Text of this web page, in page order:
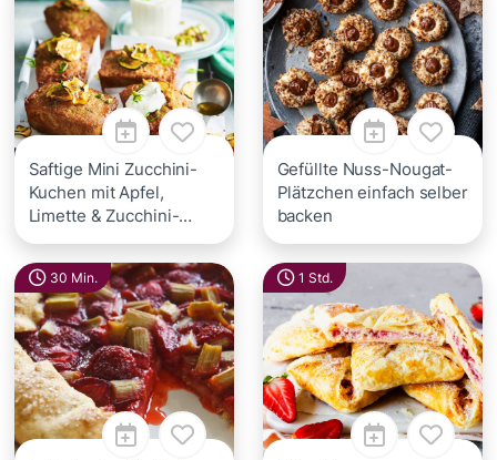
Saftige Mini Zucchini-
Kuchen mit Apfel,
Limette & Zucchini-
Chips
Gefüllte Nuss-Nougat-
Plätzchen einfach selber
backen
30 Min. 1 Std.